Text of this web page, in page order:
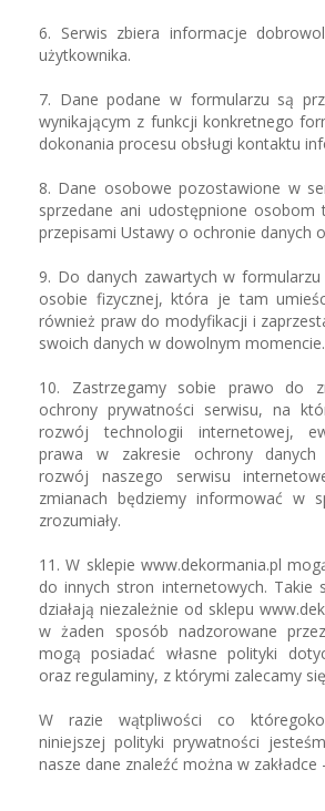
6. Serwis zbiera informacje
użytkownika.
7. Dane podane w formularzu są
wynikającym z funkcji konkretnego
dokonania procesu obsługi kontaktu
8. Dane osobowe pozostawione w
sprzedane ani udostępnione osobom
przepisami Ustawy o ochronie danych
9. Do danych zawartych w formularzu
osobie fizycznej, która je tam
również praw do modyfikacji i
swoich danych w dowolnym momencie.
10. Zastrzegamy sobie prawo do
ochrony prywatności serwisu, na
rozwój technologii internetowej,
prawa w zakresie ochrony
rozwój naszego serwisu
zmianach będziemy informować w
zrozumiały.
11. W sklepie www.dekormania.pl
do innych stron internetowych. Takie
działają niezależnie od sklepu
w żaden sposób nadzorowane
mogą posiadać własne polityki
oraz regulaminy, z którymi zalecamy
W razie wątpliwości co
niniejszej polityki prywatności
nasze dane znaleźć można w zakładce -